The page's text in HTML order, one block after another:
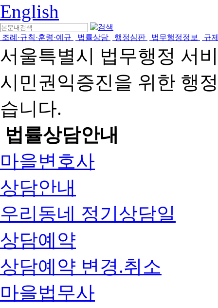
English
조례·규칙·훈령·예규 법률상담 행정심판 법무행정정보 규
서울특별시 법무행정 서
시민권익증진을 위한 행
습니다.
법률상담안내
마을변호사
상담안내
우리동네 정기상담일
상담예약
상담예약 변경.취소
마을법무사